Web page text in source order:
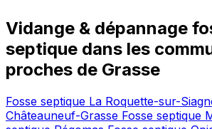
Vidange & dépannage
septique dans les
proches de Grasse
Fosse septique La Roquette-sur-
Châteauneuf-Grasse Fosse septique